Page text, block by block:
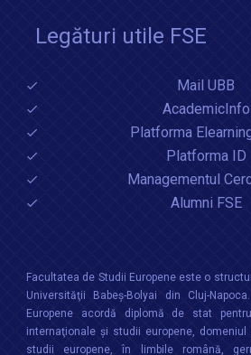
Legături utile FSE
Mail UBB
AcademicInfo
Platforma
Platforma ID
Managementul
Alumni FSE
Facultatea de Studii Europene este o
Universităţii Babeș-Bolyai din Cluj-
Europene acordă diplomă de stat
internaţionale şi studii europene,
studii europene, în limbile română,